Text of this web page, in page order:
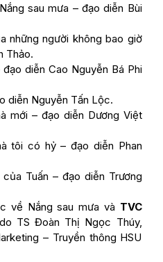
Nắng sau mưa – đạo diễn Bùi
những người không bao giờ
Thảo.
diễn Cao Nguyễn Bá Phi
diễn Nguyễn Tấn Lộc.
mới – đạo diễn Dương Việt
tôi có hỷ – đạo diễn Phan
của Tuấn – đạo diễn Trương
về Nắng sau mưa và TVC
do TS Đoàn Thị Ngọc Thúy,
– Truyền thông HSU